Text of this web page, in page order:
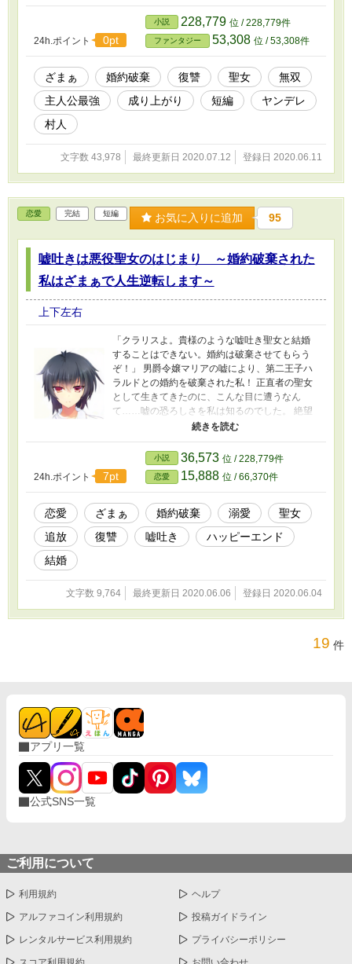
ならアルクが最強になればいいのです！！」 聖
女はアルクとの婚約を破棄されたくない一心
で、追放者たちを見返してやろうと提案するの
だった。 本作は一途な聖女と最強を目指す村人
の二人が幸せになるまでの物語である。 三万文
字くらいで完結します。サクッと読みたい人に
オススメです！！
24h.ポイント 0pt
小説 228,779 位 / 228,779件
ファンタジー 53,308 位 / 53,308件
ざまぁ 婚約破棄 復讐 聖女
無双
主人公最強
成り上がり 短編
ヤンデレ
村人
文字数 43,978 最終更新日 2020.07.12 登録日 2020.06.11
恋愛 完結 短編 お気に入りに追加 95
嘘吐きは悪役聖女のはじまり ～婚約破棄された
私はざまぁで人生逆転します～
上下左右
「クラリスよ。貴様のような嘘吐き聖女と結婚
することはできない。婚約は破棄させてもらう
ぞ！」 男爵令嬢マリアの嘘により、第二王子ハ
ラルドとの婚約を破棄された私！ 正直者の聖女
として生きてきたのに、こんな目に遭うなん
て……嘘の恐ろしさを私は知るのでした。 絶望
して涙を流す私の前に姿を現したのは第一王子
ケインでした。彼は嘘吐き王子として悪名高い
男でしたが、なぜだか私のことを溺愛していま
した。 そんな彼が私の婚約破棄を許せるはずも
なく、ハラルドへの復讐を提案します。 「僕は
いつだって君の味方だ。さぁ、嘘の力で復讐し
よう！」 正直者は救われない。現実を知った聖
女の進むべき道とは…… 本作は前編・後編の二
部構成の小説になります。サクッと読み終わり
24h.ポイント 7pt
小説 36,573 位 / 228,779件
恋愛 15,888 位 / 66,370件
恋愛 ざまぁ 婚約破棄 溺愛
聖女
追放
復讐 嘘吐き
ハッピーエンド
結婚
文字数 9,764 最終更新日 2020.06.06 登録日 2020.06.04
19 件
アプリ一覧
公式SNS一覧
ご利用について
利用規約 ヘルプ
アルファコイン利用規約 投稿ガイドライン
レンタルサービス利用規約 プライバシーポリシー